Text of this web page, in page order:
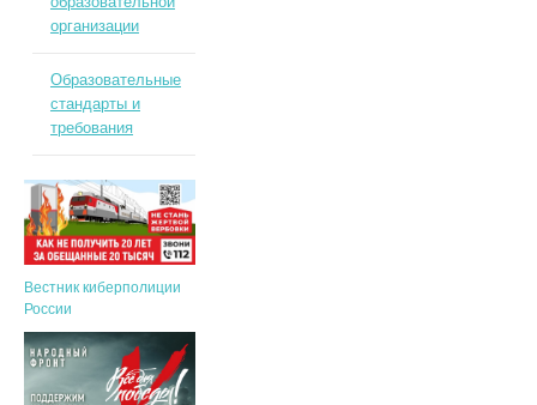
организации
Образовательные
стандарты и
требования
Вестник киберполиции
России